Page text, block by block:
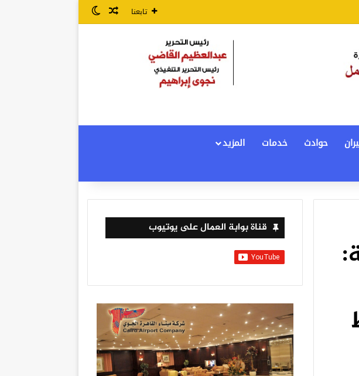
تابعنا مقال عشوائي
الوضع المظلم
حوادث خدمات
المزيد
قناة بوابة العمال على يوتيوب